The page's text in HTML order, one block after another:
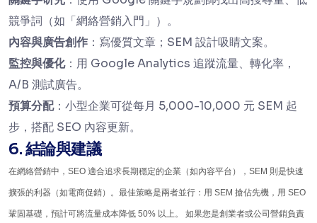
競爭詞（如「網絡營銷入門」）。
內容與廣告創作 ：寫優質文章；SEM 設計吸睛文案。
監控與優化：用 Google Analytics 追蹤流量、轉化率，
A/B 測試廣告。
預算分配：小型企業可從每月 5,000-10,000 元 SEM 起
步，搭配 SEO 內容更新。
6. 結論與建議
在網絡營銷中，SEO 適合追求長期穩定的企業（如內容平台），SEM 則是快速
擴張的利器（如電商促銷）。最佳策略是兩者並行：用 SEM 搶佔先機，用 SEO
鞏固基礎，預計可將流量成本降低 50% 以上。 如果您是創業者或公司營銷負責